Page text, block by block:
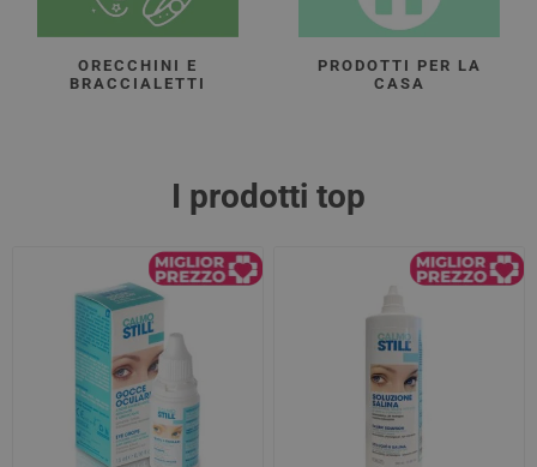
ORECCHINI E
BRACCIALETTI
PRODOTTI PER LA
CASA
I prodotti top